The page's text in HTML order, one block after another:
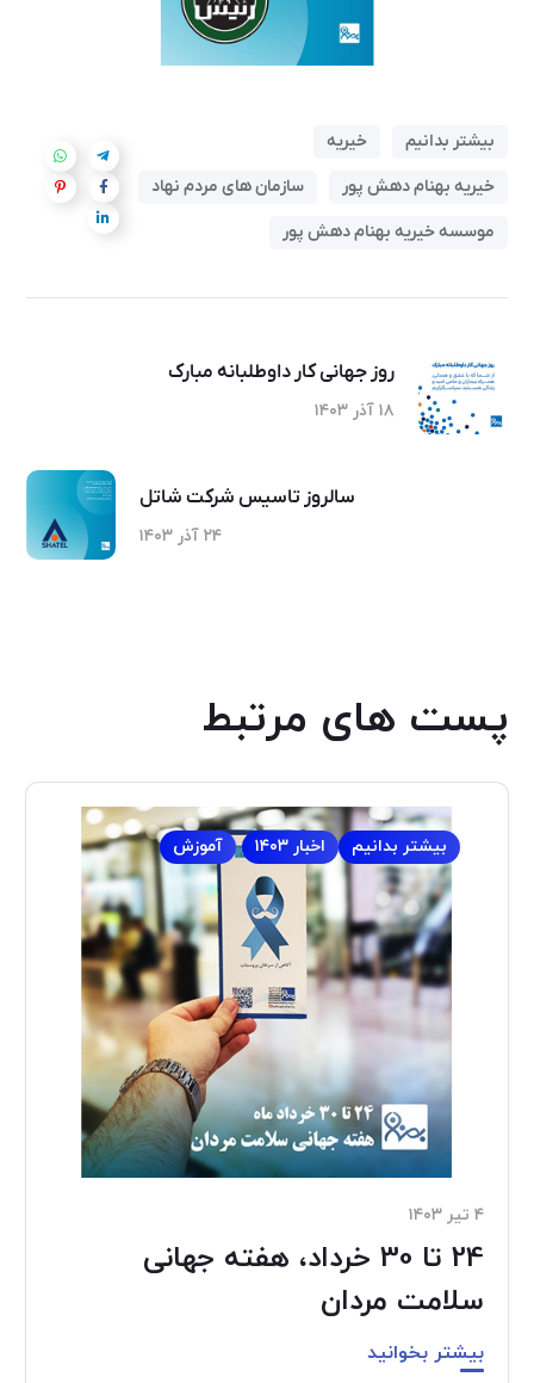
بیشتر بدانیم
خیریه
خیریه بهنام دهش پور
سازمان های مردم نهاد
موسسه خیریه بهنام دهش پور
روز جهانی کار داوطلبانه مبارک
۱۸ آذر ۱۴۰۳
سالروز تاسیس شرکت شاتل
۲۴ آذر ۱۴۰۳
پست های مرتبط
آموزش اخبار ۱۴۰۳ بیشتر بدانیم
۴ تیر ۱۴۰۳
24 تا 30 خرداد، هفته جهانی
سلامت مردان
بیشتر بخوانید